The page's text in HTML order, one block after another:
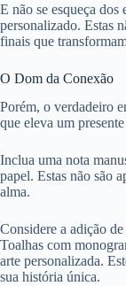
E não se esqueça
personalizado. Estas
finais que
O Dom da Conexão
Porém, o verdadeiro
que eleva um
Inclua uma nota
papel. Estas não são
alma.
Considere a adição
Toalhas com
arte personalizada.
sua história única.